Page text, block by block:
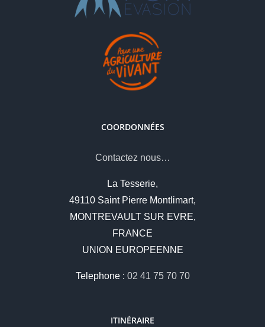
COORDONNÉES
Contactez nous…
La Tesserie,
49110 Saint Pierre Montlimart,
MONTREVAULT SUR EVRE,
FRANCE
UNION EUROPEENNE
Telephone : 02 41 75 70 70
ITINÉRAIRE